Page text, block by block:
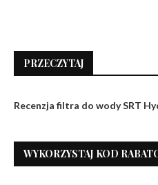
PRZECZYTAJ
Recenzja filtra do wody SRT
WYKORZYSTAJ KOD